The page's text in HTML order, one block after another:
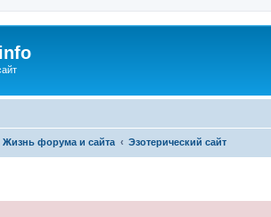
Жизнь форума и сайта Эзотерический сайт